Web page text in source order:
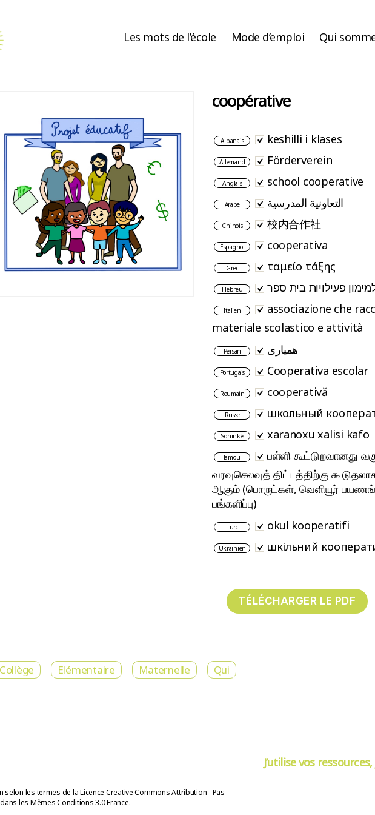
Les mots de l’école Mode d’emploi Qui
coopérative
Albanais keshilli i klases
Allemand Förderverein
Anglais school cooperative
Arabe التعاونية المدرسية
Chinois 校内合作社
Espagnol cooperativa
Grec ταμείο τάξης
Hébreu פעילויות בית ספר
Italien
associazione che
materiale scolastico e attività
Persan همیاری
Portugais Cooperativa escolar
Roumain cooperativă
Russe школьный
Soninké xaranoxu xalisi kafo
Tamoul
பள்ளி கூட்டுறவானது
வரவுசெலவுத் திட்டத்திற்கு
ஆகும் (பொருட்கள், வெளியூர்
பங்களிப்பு)
Turc okul kooperatifi
Ukrainien шкільний
Collège Elémentaire Maternelle Qui
les termes de la Licence Creative Commons Attribution - Pas
les Mêmes Conditions 3.0 France.
J’utilise vos